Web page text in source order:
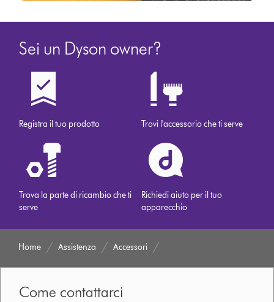
Sei un Dyson owner?
Registra il tuo prodotto Trovi l'accessorio che ti serve
Trova la parte di ricambio che ti
serve
Richiedi aiuto per il tuo
apparecchio
Home Assistenza Accessori
Come contattarci